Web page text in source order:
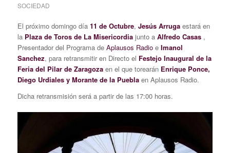
SOCIEDAD
El próximo domingo día 11 de Octubre, Jesús Arrugaestará en
la Plaza de Toros de La Misericordiajunto a Alfredo Casas,
Presentador del Programa de Aplausos Radioe Imanol
Sanchez, para retransmitir en Directo el Festejo Inaugural de la
Feria del Pilar de Zaragozaen el que torearán Enrique Ponce,
Diego Urdiales y Morante de la Pueblaen Aplausos Radio.
Dicha retransmisión será a partir de las 17:00 horas.